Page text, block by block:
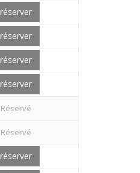
réserver
réserver
réserver
réserver
Réservé
Réservé
réserver